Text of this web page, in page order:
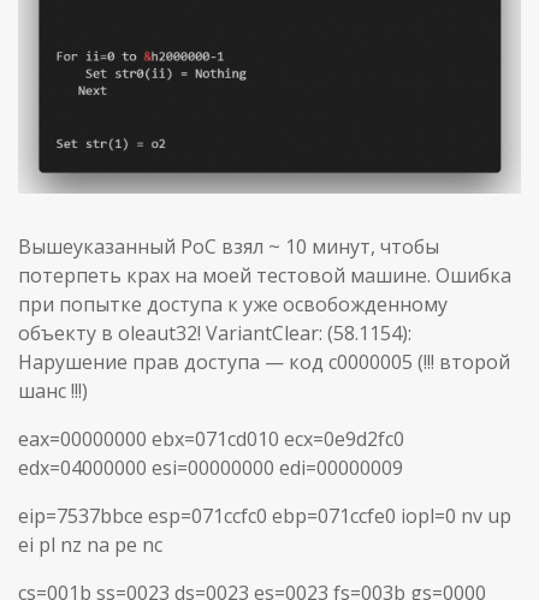
Вышеуказанный PoC взял ~ 10 минут, чтобы
потерпеть крах на моей тестовой машине. Ошибка
при попытке доступа к уже освобожденному
объекту в oleaut32! VariantClear: (58.1154):
Нарушение прав доступа — код c0000005 (!!! второй
шанс !!!)
eax=00000000 ebx=071cd010 ecx=0e9d2fc0
edx=04000000 esi=00000000 edi=00000009
eip=7537bbce esp=071ccfc0 ebp=071ccfe0 iopl=0 nv up
ei pl nz na pe nc
cs=001b ss=0023 ds=0023 es=0023 fs=003b gs=0000